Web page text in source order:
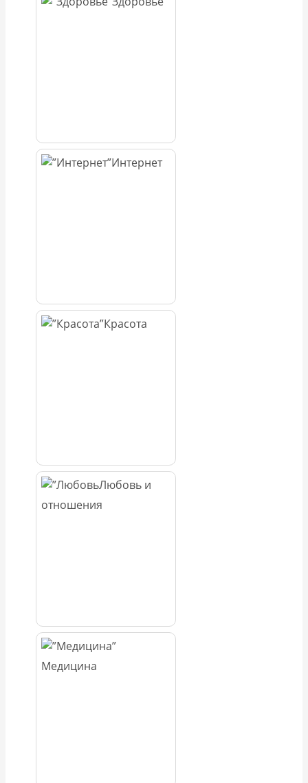
Интернет
Красота
Любовь и
отношения
Медицина